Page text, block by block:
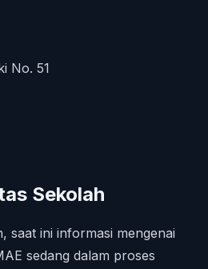
No. 51
Sekolah
saat ini informasi mengenai
sedang dalam proses